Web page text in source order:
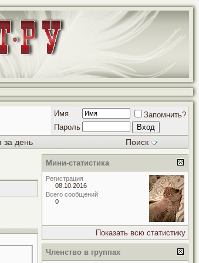
Имя
Запомнить?
Пароль
день Поиск
Мини-статистика
Регистрация
08.10.2016
Всего сообщений
0
Показать всю статистику
Членство в группах